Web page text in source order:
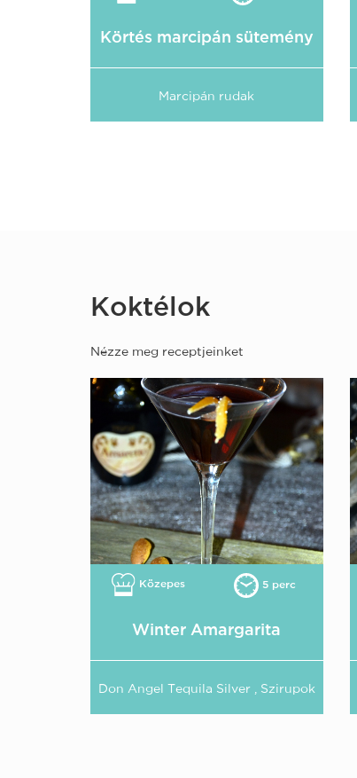
Körtés marcipán sütemény
Marcipán rudak
Koktélok
Nézze meg receptjeinket
Közepes 5 perc
Winter Amargarita
Don Angel Tequila Silver , Szirupok